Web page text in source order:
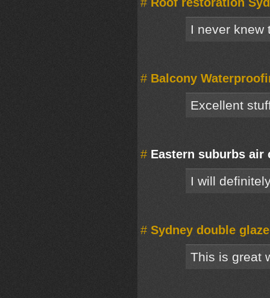
I never knew
# Balcony
Excellent
# Eastern suburbs air
I will
# Sydney double
This is great